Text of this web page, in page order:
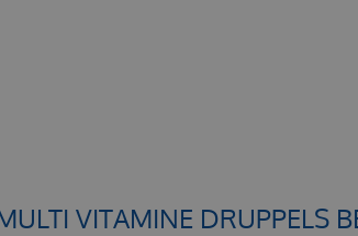
VITAMINE DRUPPELS